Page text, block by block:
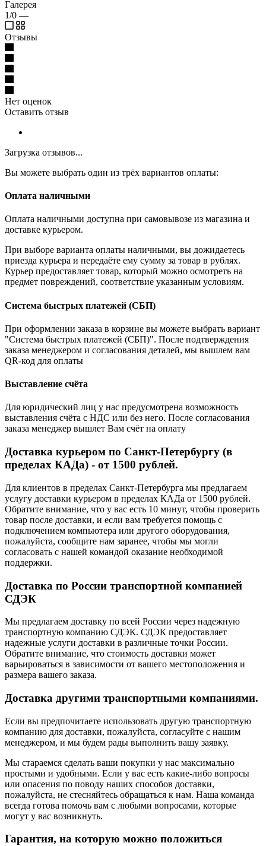
Галерея
1/0 —
Отзывы
Нет оценок
Оставить отзыв
Загрузка отзывов...
Вы можете выбрать один из трёх вариантов оплаты:
Оплата наличными
Оплата наличными доступна при самовывозе из магазина и
доставке курьером.
При выборе варианта оплаты наличными, вы дожидаетесь
приезда курьера и передаёте ему сумму за товар в рублях.
Курьер предоставляет товар, который можно осмотреть на
предмет повреждений, соответствие указанным условиям.
Система быстрых платежей (СБП)
При оформлении заказа в корзине вы можете выбрать вариант
"Система быстрых платежей (СБП)". После подтверждения
заказа менеджером и согласования деталей, мы вышлем вам
QR-код для оплаты
Выставление счёта
Для юридический лиц у нас предусмотрена возможность
выставления счёта с НДС или без него. После согласования
заказа менеджер вышлет Вам счёт на оплату
Доставка курьером по Санкт-Петербургу (в
пределах КАДа) - от 1500 рублей.
Для клиентов в пределах Санкт-Петербурга мы предлагаем
услугу доставки курьером в пределах КАДа от 1500 рублей.
Обратите внимание, что у вас есть 10 минут, чтобы проверить
товар после доставки, и если вам требуется помощь с
подключением компьютера или другого оборудования,
пожалуйста, сообщите нам заранее, чтобы мы могли
согласовать с нашей командой оказание необходимой
поддержки.
Доставка по России транспортной компанией
СДЭК
Мы предлагаем доставку по всей России через надежную
транспортную компанию СДЭК. СДЭК предоставляет
надежные услуги доставки в различные точки России.
Обратите внимание, что стоимость доставки может
варьироваться в зависимости от вашего местоположения и
размера вашего заказа.
Доставка другими транспортными компаниями.
Если вы предпочитаете использовать другую транспортную
компанию для доставки, пожалуйста, согласуйте с нашим
менеджером, и мы будем рады выполнить вашу заявку.
Мы стараемся сделать ваши покупки у нас максимально
простыми и удобными. Если у вас есть какие-либо вопросы
или опасения по поводу наших способов доставки,
пожалуйста, не стесняйтесь обращаться к нам. Наша команда
всегда готова помочь вам с любыми вопросами, которые
могут у вас возникнуть.
Гарантия, на которую можно положиться